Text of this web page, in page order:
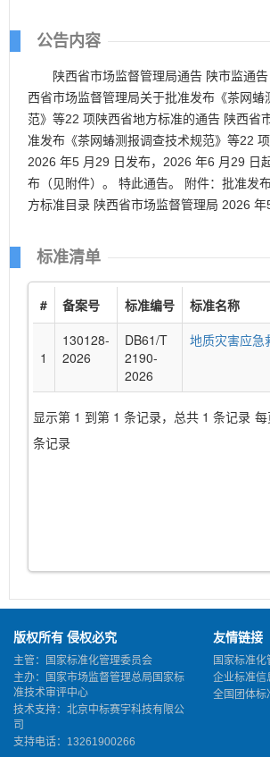
公告内容
陕西省市场监督管理局通告 陕市监通
西省市场监督管理局关于批准发布《茶网蝽
范》等22 项陕西省地方标准的通告 陕西省
准发布《茶网蝽测报调查技术规范》等22 项
2026 年5 月29 日发布，2026 年6 月29 日
布（见附件）。 特此通告。 附件：批准发
方标准目录 陕西省市场监督管理局 2026 年
标准清单
# 备案号 标准编号 标准名称
1
130128-
2026
DB61/T
2190-
2026
地质灾害应急
显示第 1 到第 1 条记录，总共 1 条记录
条记录
版权所有 侵权必究
主管：国家标准化管理委员会
主办：国家市场监督管理总局国家标
准技术审评中心
技术支持：北京中标赛宇科技有限公
司
支持电话：13261900266
友情链接
国家标准
企业标准信
全国团体标